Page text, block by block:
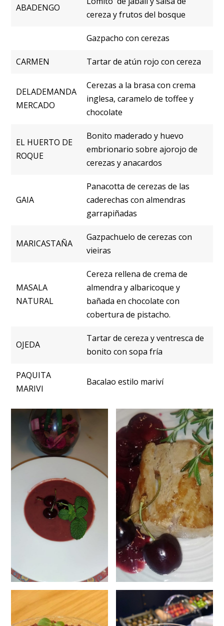
ABADENGO
cereza y frutos del bosque
Gazpacho con cerezas
CARMEN Tartar de atún rojo con cereza
DELADEMANDA
MERCADO
Cerezas a la brasa con crema
inglesa, caramelo de toffee y
chocolate
EL HUERTO DE
ROQUE
Bonito maderado y huevo
embrionario sobre ajorojo de
cerezas y anacardos
GAIA
Panacotta de cerezas de las
caderechas con almendras
garrapiñadas
MARICASTAÑA
Gazpachuelo de cerezas con
vieiras
MASALA
NATURAL
Cereza rellena de crema de
almendra y albaricoque y
bañada en chocolate con
cobertura de pistacho.
OJEDA
Tartar de cereza y ventresca de
bonito con sopa fría
PAQUITA
MARIVI
Bacalao estilo mariví